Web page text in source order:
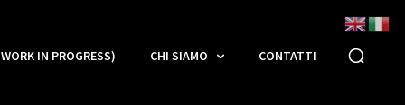
IN PROGRESS) CHI SIAMO CONTATTI